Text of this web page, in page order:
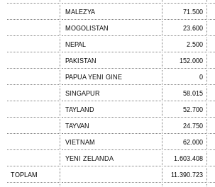
MALEZYA 71.500
MOGOLISTAN 23.600
NEPAL 2.500
PAKISTAN 152.000
PAPUA YENI GINE 0
SINGAPUR 58.015
TAYLAND 52.700
TAYVAN 24.750
VIETNAM 62.000
YENI ZELANDA 1.603.408
TOPLAM 11.390.723